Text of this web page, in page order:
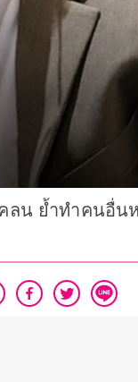
ลน ย้ำทำคนอื่น